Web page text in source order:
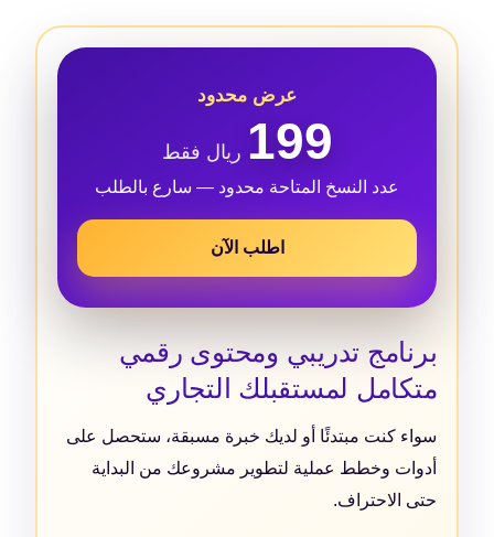
عرض محدود
199 ريال فقط
عدد النسخ المتاحة محدود — سارع بالطلب
اطلب الآن
برنامج تدريبي ومحتوى رقمي
متكامل لمستقبلك التجاري
سواء كنت مبتدئًا أو لديك خبرة مسبقة، ستحصل على
أدوات وخطط عملية لتطوير مشروعك من البداية
حتى الاحتراف.